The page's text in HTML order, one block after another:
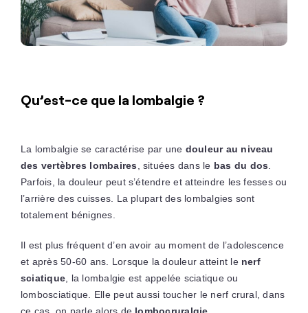
Qu’est-ce que la lombalgie ?
La lombalgie se caractérise par une douleur au niveau
des vertèbres lombaires , situées dans le bas du dos
Parfois, la douleur peut s’étendre et atteindre les fesses ou
l’arrière des cuisses. La plupart des lombalgies sont
totalement bénignes.
Il est plus fréquent d’en avoir au moment de l’adolescence
et après 50-60 ans. Lorsque la douleur atteint lenerf
sciatique , la lombalgie est appelée sciatique ou
lombosciatique. Elle peut aussi toucher le nerf crural, dans
ce cas, on parle alors de lombocruralgie